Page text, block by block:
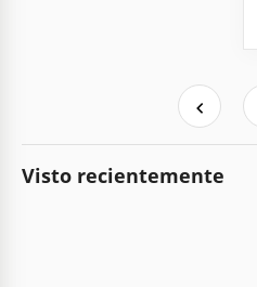
Visto recientemente